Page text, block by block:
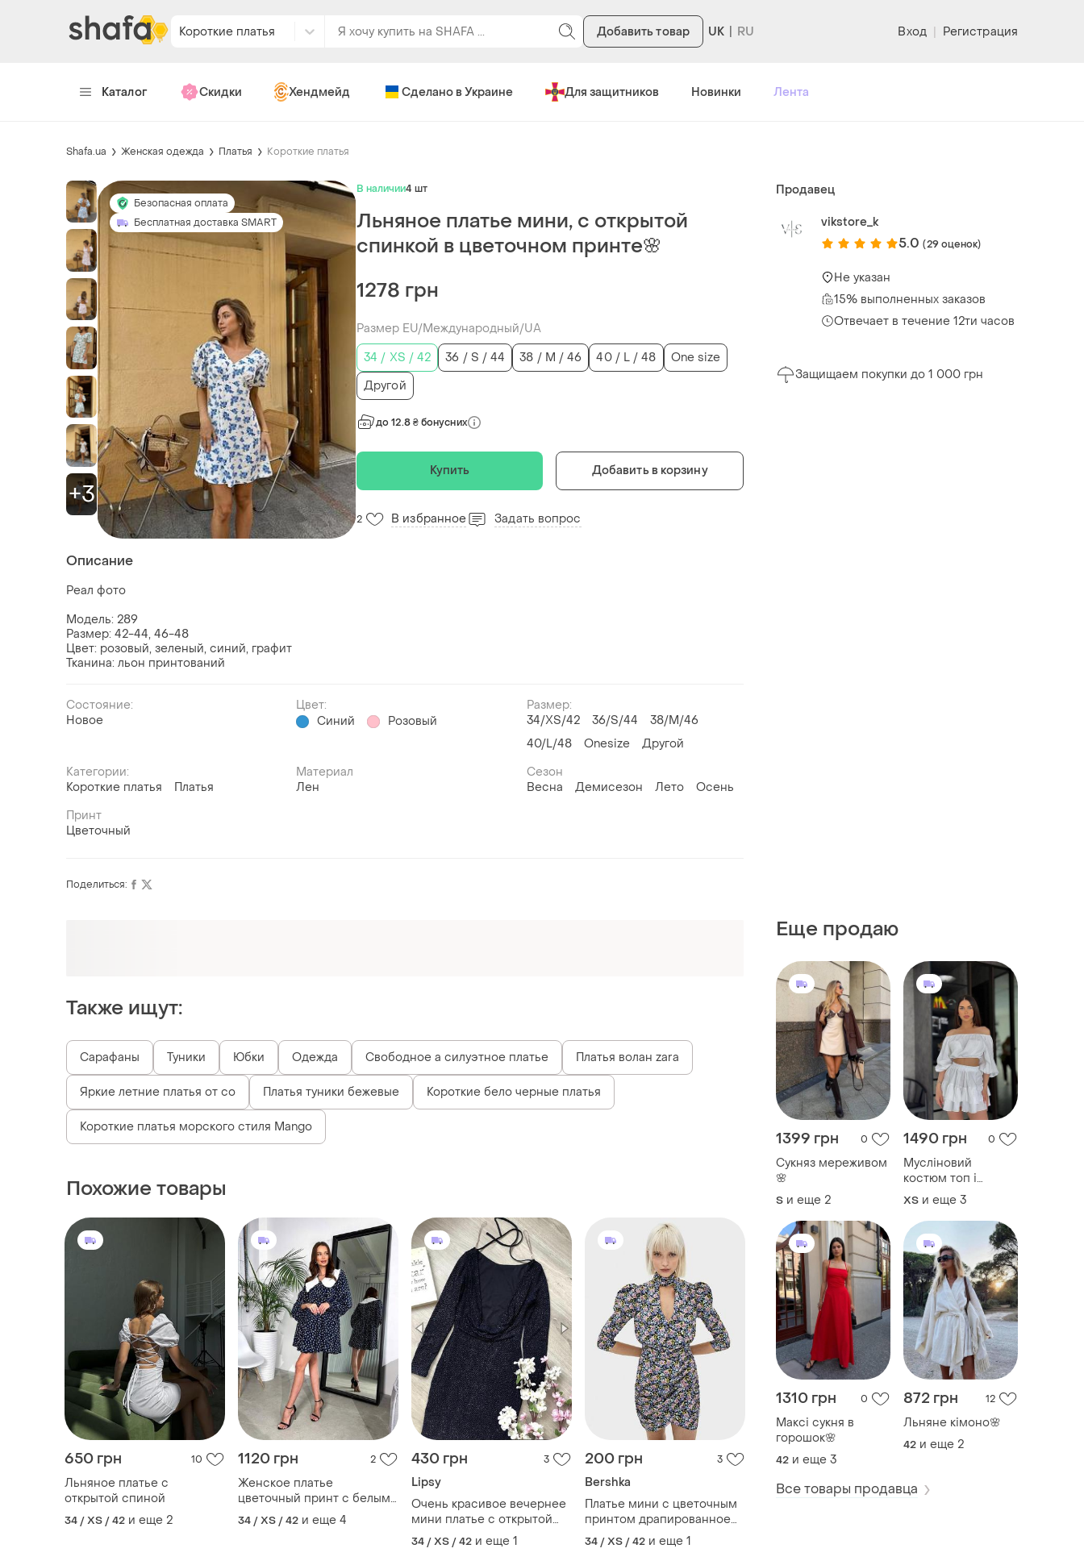
Короткие платья Добавить товар UK Вход | Регистрация
Каталог Скидки Хендмейд Сделано в Украине Для защитников Новинки Лента
Shafa.ua Женская одежда Платья Короткие платья
+3
Безопасная оплата
Бесплатная доставка SMART
В наличии4 шт
Льняное платье мини, с открытой
спинкой в цветочном принте🌸
1278 грн
Размер EU/Международный/UA
34 / XS / 42
36 / S / 44 38 / M / 46 40 / L / 48
One size
Другой
до 12.8 ₴ бонусних
Купить Добавить в корзину
2 В избранное Задать вопрос
Описание
Реал фото
Модель: 289
Размер: 42-44, 46-48
Цвет: розовый, зеленый, синий, графит
Тканина: льон принтований
Состояние:
Новое
Цвет:
Синий
Розовый
Размер:
34/XS/42
36/S/44
38/M/46
40/L/48
Onesize
Другой
Категории:
Короткие платья
Платья
Материал
Лен
Сезон
Весна
Демисезон Лето
Осень
Принт
Цветочный
Продавец
vikstore_k
5.0 (29 оценок)
Не указан
15% выполненных заказов
Отвечает в течение 12ти часов
Защищаем покупки до 1 000 грн
Еще продаю
1399 грн 0
Сукняз мереживом
🌸
S и еще 2
1490 грн 0
Мусліновий
костюм топ і
спідниця : топ з
обʼємними
рукавами та
двошаровою
спідницею🌸
ХS и еще 3
1310 грн 0
Максі сукня в
горошок🌸
42 и еще 3
872 грн 12
Льняне кімоно🌸
42 и еще 2
Все товары продавца
Поделиться:
Также ищут:
Сарафаны Туники Юбки Одежда Свободное а силуэтное платье Платья волан zara
Яркие летние платья от со Платья туники бежевые Короткие бело черные платья
Короткие платья морского стиля Mango
Похожие товары
650 грн 10
Льняное платье с
открытой спиной
34 / XS / 42 и еще 2
1120 грн 2
Женское платье
цветочный принт с белым
воротником🌸
34 / XS / 42 и еще 4
430 грн 3
Lipsy
Очень красивое вечернее
мини платье с открытой
спинкой, с люрексовой
нитью,
34 / XS / 42 и еще 1
200 грн 3
Bershka
Платье мини с цветочным
принтом драпированное
bershka
34 / XS / 42 и еще 1